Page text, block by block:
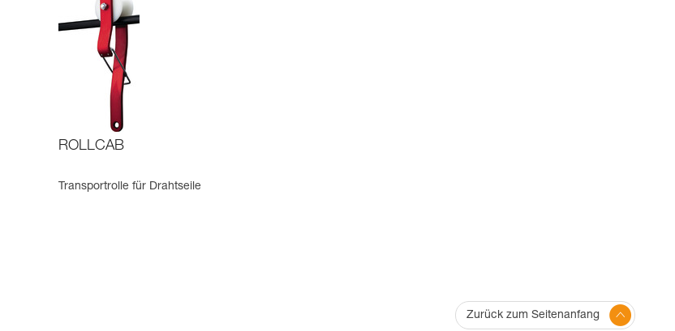
ROLLCAB
Transportrolle für Drahtseile
Zurück zum Seitenanfang